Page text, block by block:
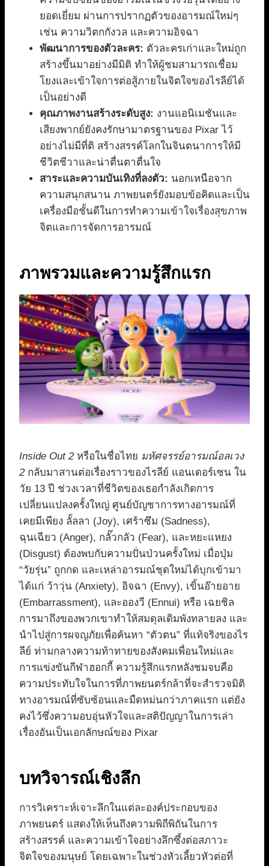
ยอดเยี่ยม ผ่านการปรากฏตัวของอารมณ์ใหม่ๆ
เช่น ความวิตกกังวล และความอิจฉา
พัฒนาการของตัวละคร: ตัวละครเก่าและใหม่ถูก
สร้างขึ้นมาอย่างมีมิติ ทำให้ผู้ชมสามารถเชื่อม
โยงและเข้าใจการต่อสู้ภายในจิตใจของไรลีย์ได้
เป็นอย่างดี
คุณภาพงานสร้างระดับสูง: งานแอนิเมชันและ
เสียงพากย์ยังคงรักษามาตรฐานของ Pixar ไว้
อย่างไม่มีที่ติ สร้างสรรค์โลกในจินตนาการให้มี
ชีวิตชีวาและน่าตื่นตาตื่นใจ
สาระและความบันเทิงที่ลงตัว: นอกเหนือจาก
ความสนุกสนาน ภาพยนตร์ยังมอบข้อคิดและเป็น
เครื่องมือชั้นดีในการทำความเข้าใจเรื่องสุขภาพ
จิตและการจัดการอารมณ์
ภาพรวมและความรู้สึกแรก
Inside Out 2หรือในชื่อไทย มหัศจรรย์อารมณ์อลเวง
2กลับมาสานต่อเรื่องราวของไรลีย์ แอนเดอร์เซน ใน
วัย 13 ปี ช่วงเวลาที่ชีวิตของเธอกำลังเกิดการ
เปลี่ยนแปลงครั้งใหญ่ ศูนย์บัญชาการทางอารมณ์ที่
เคยมีเพียง ลั้ลลา (Joy), เศร้าซึม (Sadness),
ฉุนเฉียว (Anger), กลั๊วกลัว (Fear), และหยะแหยง
(Disgust) ต้องพบกับความปั่นป่วนครั้งใหม่ เมื่อปุ่ม
“วัยรุ่น” ถูกกด และเหล่าอารมณ์ชุดใหม่ได้บุกเข้ามา
ได้แก่ ว้าวุ่น (Anxiety), อิจฉา (Envy), เขิ้นอ๊ายอาย
(Embarrassment), และอองวี (Ennui) หรือ เฉยชิล
การมาถึงของพวกเขาทำให้สมดุลเดิมพังทลายลง และ
นำไปสู่การผจญภัยเพื่อค้นหา “ตัวตน” ที่แท้จริงของไร
ลีย์ ท่ามกลางความท้าทายของสังคมเพื่อนใหม่และ
การแข่งขันกีฬาฮอกกี้ ความรู้สึกแรกหลังชมจบคือ
ความประทับใจในการที่ภาพยนตร์กล้าที่จะสำรวจมิติ
ทางอารมณ์ที่ซับซ้อนและมืดหม่นกว่าภาคแรก แต่ยัง
คงไว้ซึ่งความอบอุ่นหัวใจและสติปัญญาในการเล่า
เรื่องอันเป็นเอกลักษณ์ของ Pixar
บทวิจารณ์เชิงลึก
การวิเคราะห์เจาะลึกในแต่ละองค์ประกอบของ
ภาพยนตร์ แสดงให้เห็นถึงความพิถีพิถันในการ
สร้างสรรค์ และความเข้าใจอย่างลึกซึ้งต่อสภาวะ
จิตใจของมนุษย์ โดยเฉพาะในช่วงหัวเลี้ยวหัวต่อที่